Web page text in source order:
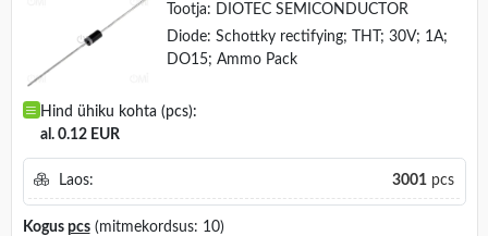
Tootja:
DIOTEC SEMICONDUCTOR
Diode: Schottky rectifying; THT; 30V; 1A;
DO15; Ammo Pack
Hind ühiku kohta (pcs):
al. 0.12 EUR
Laos: 3001pcs
Kogus pcs(mitmekordsus: 10)